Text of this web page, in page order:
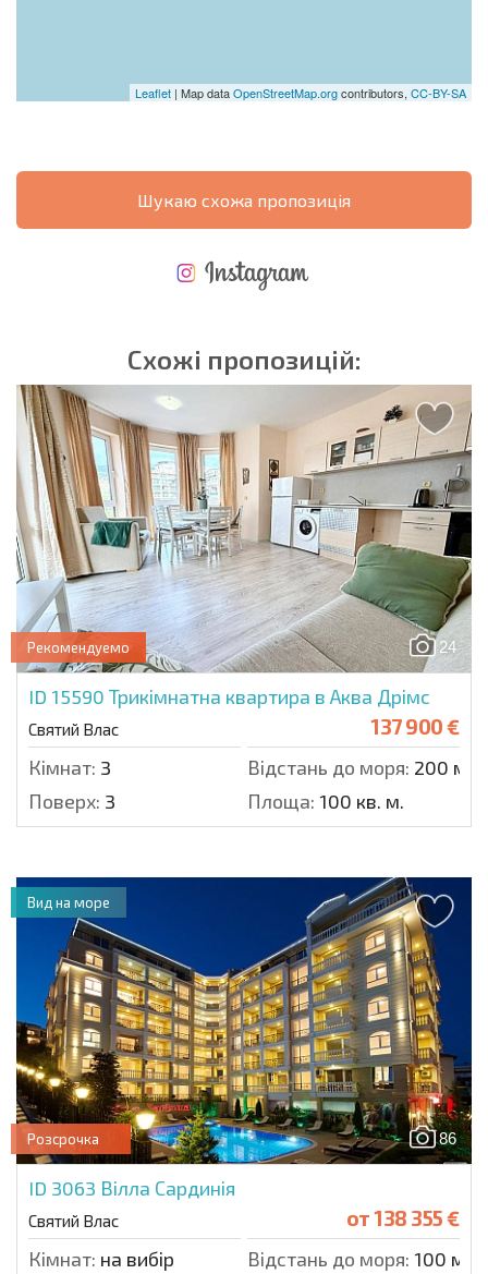
Leaflet | Map dataOpenStreetMap.orgcontributors, CC-BY-SA
Шукаю схожа пропозиція
Схожі пропозицій:
24
Рекомендуемо
ID 15590 Трикімнатна квартира в Аква Дрімс
Святий Влас 137 900 €
Кімнат: 3 Відстань до моря: 200 м.
Поверх: 3 Площа: 100 кв. м.
86
Розсрочка
ID 3063 Вілла Сардинія
Святий Влас от138 355 €
Кімнат: на вибір Відстань до моря: 100 м.
Вид на море